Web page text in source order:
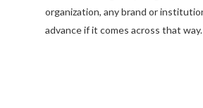
organization, any brand or
advance if it comes across that way.